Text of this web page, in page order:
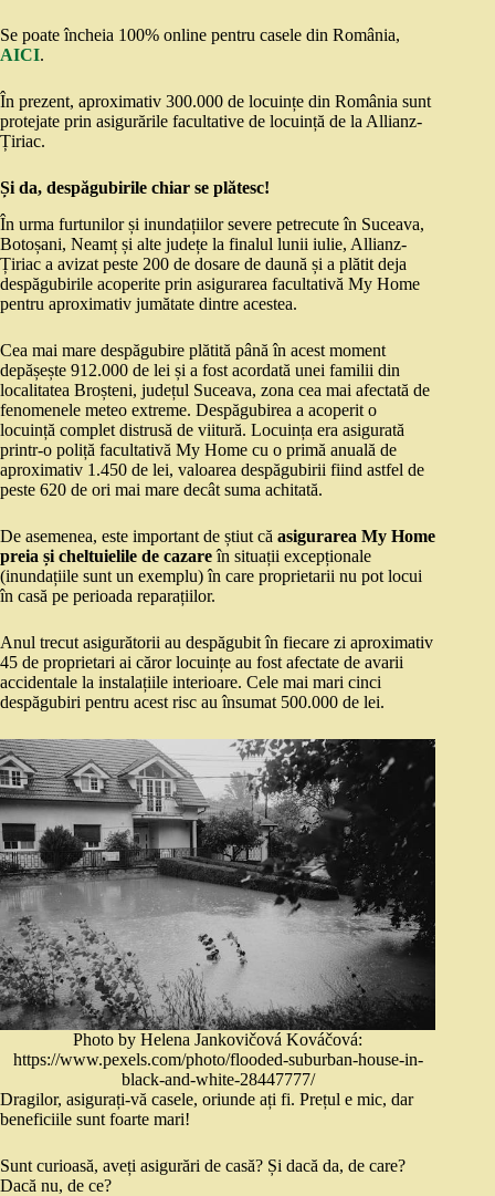
Se poate încheia 100% online pentru casele din România,
AICI.
În prezent, aproximativ 300.000 de locuințe din România sunt
protejate prin asigurările facultative de locuință de la Allianz-
Țiriac.
Și da, despăgubirile chiar se plătesc!
În urma furtunilor și inundațiilor severe petrecute în Suceava,
Botoșani, Neamț și alte județe la finalul lunii iulie, Allianz-
Țiriac a avizat peste 200 de dosare de daună și a plătit deja
despăgubirile acoperite prin asigurarea facultativă My Home
pentru aproximativ jumătate dintre acestea.
Cea mai mare despăgubire plătită până în acest moment
depășește 912.000 de lei și a fost acordată unei familii din
localitatea Broșteni, județul Suceava, zona cea mai afectată de
fenomenele meteo extreme. Despăgubirea a acoperit o
locuință complet distrusă de viitură. Locuința era asigurată
printr-o poliță facultativă My Home cu o primă anuală de
aproximativ 1.450 de lei, valoarea despăgubirii fiind astfel de
peste 620 de ori mai mare decât suma achitată.
De asemenea, este important de știut că asigurarea My Home
preia și cheltuielile de cazareîn situații excepționale
(inundațiile sunt un exemplu) în care proprietarii nu pot locui
în casă pe perioada reparațiilor.
Anul trecut asigurătorii au despăgubit în fiecare zi aproximativ
45 de proprietari ai căror locuințe au fost afectate de avarii
accidentale la instalațiile interioare. Cele mai mari cinci
despăgubiri pentru acest risc au însumat 500.000 de lei.
Photo by Helena Jankovičová Kováčová:
https://www.pexels.com/photo/flooded-suburban-house-in-
black-and-white-28447777/
Dragilor, asigurați-vă casele, oriunde ați fi. Prețul e mic, dar
beneficiile sunt foarte mari!
Sunt curioasă, aveți asigurări de casă? Și dacă da, de care?
Dacă nu, de ce?